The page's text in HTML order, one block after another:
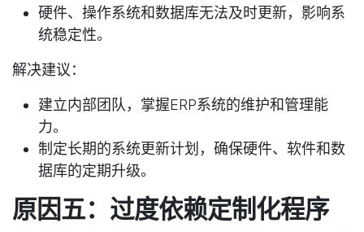
硬件、操作系统和数据库无法及时更新，影响系
统稳定性。
解决建议：
建立内部团队，掌握ERP系统的维护和管理能
力。
制定长期的系统更新计划，确保硬件、软件和数
据库的定期升级。
原因五：过度依赖定制化程序